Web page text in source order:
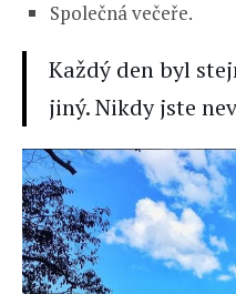
Společná večeře.
Každý den byl
jiný. Nikdy jste